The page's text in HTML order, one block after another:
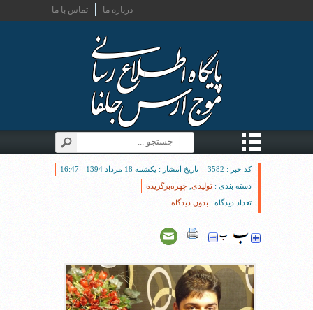
تماس با ما درباره ما
کد خبر : 3582
تاریخ انتشار : یکشنبه 18 مرداد 1394 - 16:47
دسته بندی : تولیدی چهره‌برگزیده
تعداد دیدگاه : بدون دیدگاه